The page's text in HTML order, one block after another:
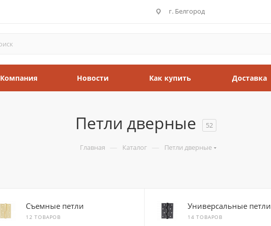
г. Белгород
Компания Новости Как купить Доставка
Петли дверные 52
Главная — Каталог — Петли дверные
Съемные петли
12 ТОВАРОВ
Универсальные петли
14 ТОВАРОВ